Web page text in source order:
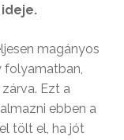
magányos
folyamatban,
Ezt a
ebben a
tölt el, ha jót